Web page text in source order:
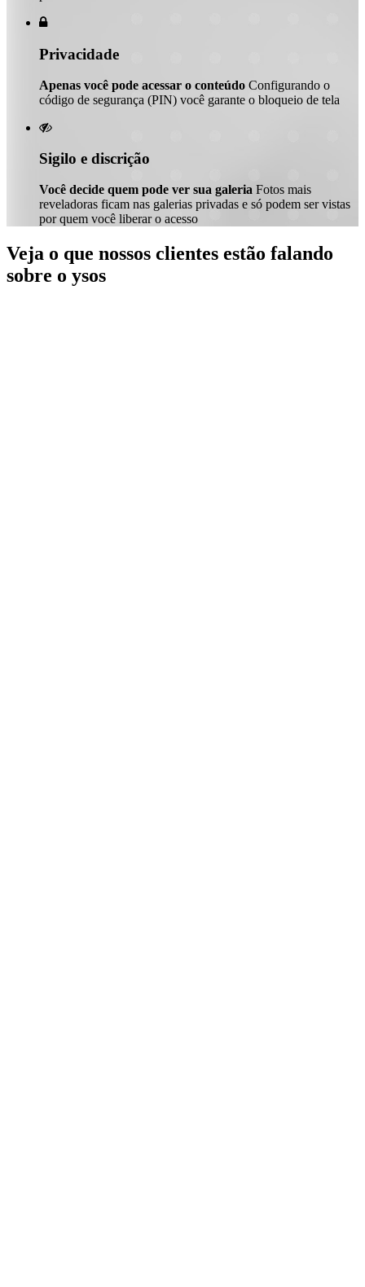

Privacidade
Apenas você pode acessar o conteúdo Configurando o
código de segurança (PIN) você garante o bloqueio de tela

Sigilo e discrição
Você decide quem pode ver sua galeria Fotos mais
reveladoras ficam nas galerias privadas e só podem ser vistas
por quem você liberar o acesso
Veja o que nossos clientes estão falando
sobre o ysos